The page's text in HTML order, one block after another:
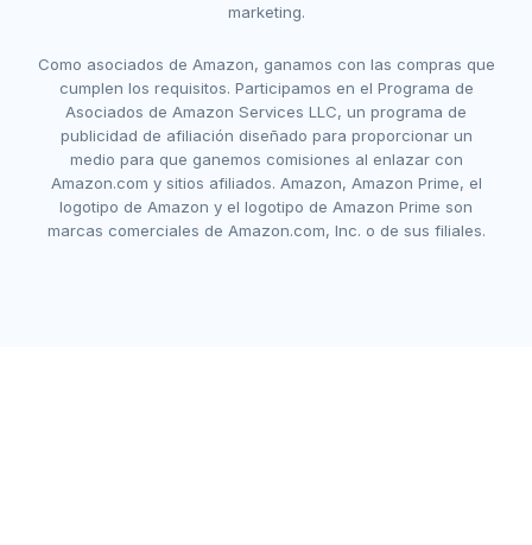
marketing.
Como asociados de Amazon, ganamos con las compras que
cumplen los requisitos. Participamos en el Programa de
Asociados de Amazon Services LLC, un programa de
publicidad de afiliación diseñado para proporcionar un
medio para que ganemos comisiones al enlazar con
Amazon.com y sitios afiliados. Amazon, Amazon Prime, el
logotipo de Amazon y el logotipo de Amazon Prime son
marcas comerciales de Amazon.com, Inc. o de sus filiales.